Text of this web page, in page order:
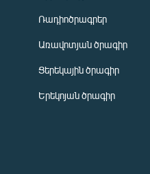
Ռադիոծրագրեր
Առավոտյան ծրագիր
Ցերեկային ծրագիր
Երեկոյան ծրագիր